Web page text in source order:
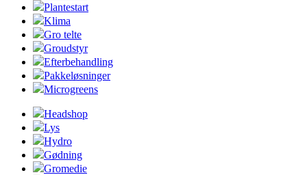
Plantestart
Klima
Gro telte
Groudstyr
Efterbehandling
Pakkeløsninger
Microgreens
Headshop
Lys
Hydro
Gødning
Gromedie